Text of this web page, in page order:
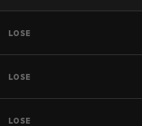
LOSE
LOSE
LOSE